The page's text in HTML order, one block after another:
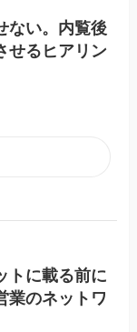
ない。内覧後
せるヒアリン
トに載る前に
業のネットワ